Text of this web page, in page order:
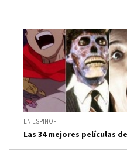
EN ESPINOF
Las 34 mejores películas